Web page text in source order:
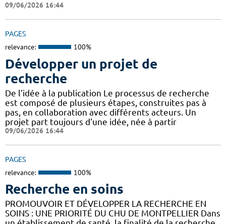
09/06/2026 16:44
PAGES
relevance: 100%
Développer un projet de
recherche
De l'idée à la publication Le processus de recherche
est composé de plusieurs étapes, construites pas à
pas, en collaboration avec différents acteurs. Un
projet part toujours d'une idée, née à partir
09/06/2026 16:44
PAGES
relevance: 100%
Recherche en soins
PROMOUVOIR ET DÉVELOPPER LA RECHERCHE EN
SOINS : UNE PRIORITÉ DU CHU DE MONTPELLIER Dans